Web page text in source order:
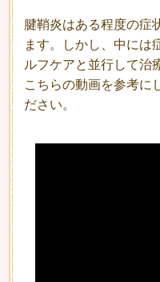
腱鞘炎はある程度の症
ます。しかし、中には
ルフケアと並行して治
こちらの動画を参考に
ださい。